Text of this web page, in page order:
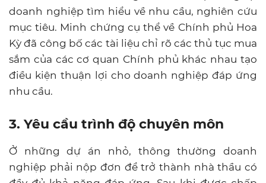
doanh nghiệp tìm hiểu về nhu cầu, nghiên cứu
mục tiêu. Minh chứng cụ thể về Chính phủ Hoa
Kỳ đã công bố các tài liệu chỉ rõ các thủ tục mua
sắm của các cơ quan Chính phủ khác nhau tạo
điều kiện thuận lợi cho doanh nghiệp đáp ứng
nhu cầu.
3. Yêu cầu trình độ chuyên môn
Ở những dự án nhỏ, thông thường doanh
nghiệp phải nộp đơn để trở thành nhà thầu có